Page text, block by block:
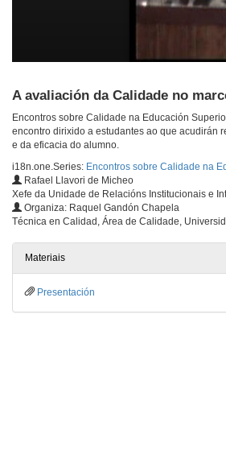
A avaliación da Calidade no
Encontros sobre Calidade na Educación
encontro dirixido a estudantes ao que acudirán
e da eficacia do alumno.
i18n.one.Series: Encontros sobre Calidade na
Rafael Llavori de Micheo
Xefe da Unidade de Relacións Institucionais e
Organiza: Raquel Gandón Chapela
Técnica en Calidad, Área de Calidade,
Materiais
Presentación